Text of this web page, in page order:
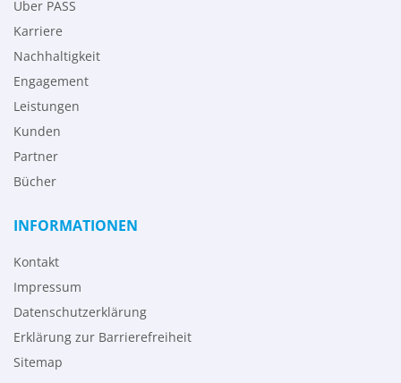
Über PASS
Karriere
Nachhaltigkeit
Engagement
Leistungen
Kunden
Partner
Bücher
INFORMATIONEN
Kontakt
Impressum
Datenschutzerklärung
Erklärung zur Barrierefreiheit
Sitemap